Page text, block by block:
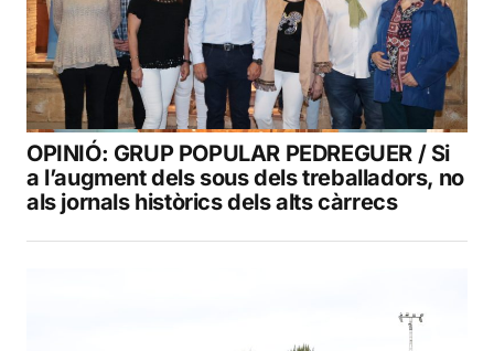
OPINIÓ: GRUP POPULAR PEDREGUER / Si
a l’augment dels sous dels treballadors, no
als jornals històrics dels alts càrrecs